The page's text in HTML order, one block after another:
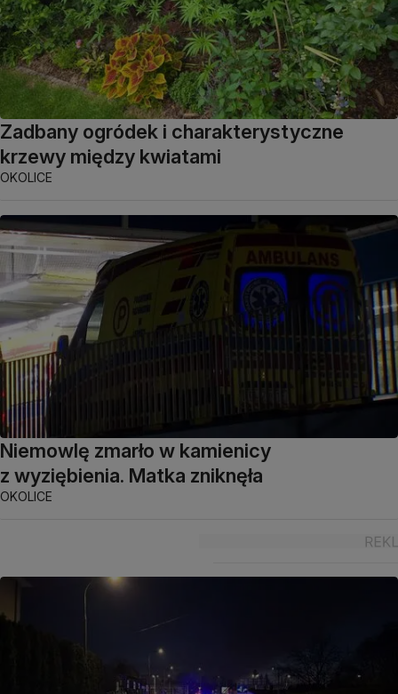
Zadbany ogródek i charakterystyczne
krzewy między kwiatami
OKOLICE
Niemowlę zmarło w kamienicy
z wyziębienia. Matka zniknęła
OKOLICE